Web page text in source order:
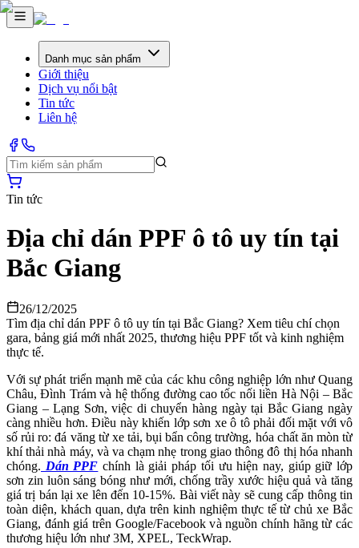
Danh mục sản phẩm
Giới thiệu
Dịch vụ nổi bật
Tin tức
Liên hệ
Tin tức
Địa chỉ dán PPF ô tô uy tín tại
Bắc Giang
26/12/2025
Tìm địa chỉ dán PPF ô tô uy tín tại Bắc Giang? Xem tiêu chí chọn
gara, bảng giá mới nhất 2025, thương hiệu PPF tốt và kinh nghiệm
thực tế.
Với sự phát triển mạnh mẽ của các khu công nghiệp lớn như Quang
Châu, Đình Trám và hệ thống đường cao tốc nối liền Hà Nội – Bắc
Giang – Lạng Sơn, việc di chuyển hàng ngày tại Bắc Giang ngày
càng nhiều hơn. Điều này khiến lớp sơn xe ô tô phải đối mặt với vô
số rủi ro: đá văng từ xe tải, bụi bẩn công trường, hóa chất ăn mòn từ
khí thải nhà máy, và va chạm nhẹ trong giao thông đô thị hóa nhanh
chóng. Dán PPF chính là giải pháp tối ưu hiện nay, giúp giữ lớp
sơn zin luôn sáng bóng như mới, chống trầy xước hiệu quả và tăng
giá trị bán lại xe lên đến 10-15%. Bài viết này sẽ cung cấp thông tin
toàn diện, khách quan, dựa trên kinh nghiệm thực tế từ chủ xe Bắc
Giang, đánh giá trên Google/Facebook và nguồn chính hãng từ các
thương hiệu lớn như 3M, XPEL, TeckWrap.